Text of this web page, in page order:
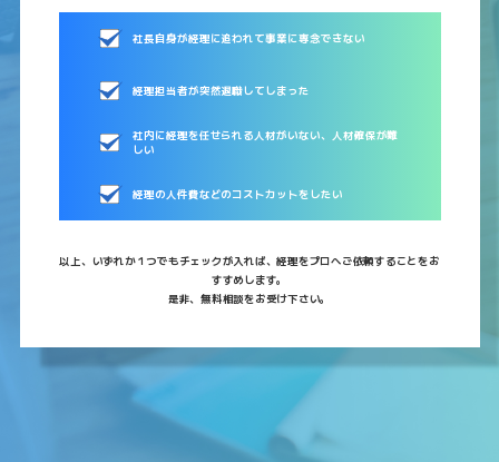
社長自身が経理に追われて事業に専念できない
経理担当者が突然退職してしまった
社内に経理を任せられる人材がいない、人材確保が難
しい
経理の人件費などのコストカットをしたい
以上、いずれか１つでもチェックが入れば、経理をプロへご依頼することをお
すすめします。
是非、無料相談をお受け下さい。